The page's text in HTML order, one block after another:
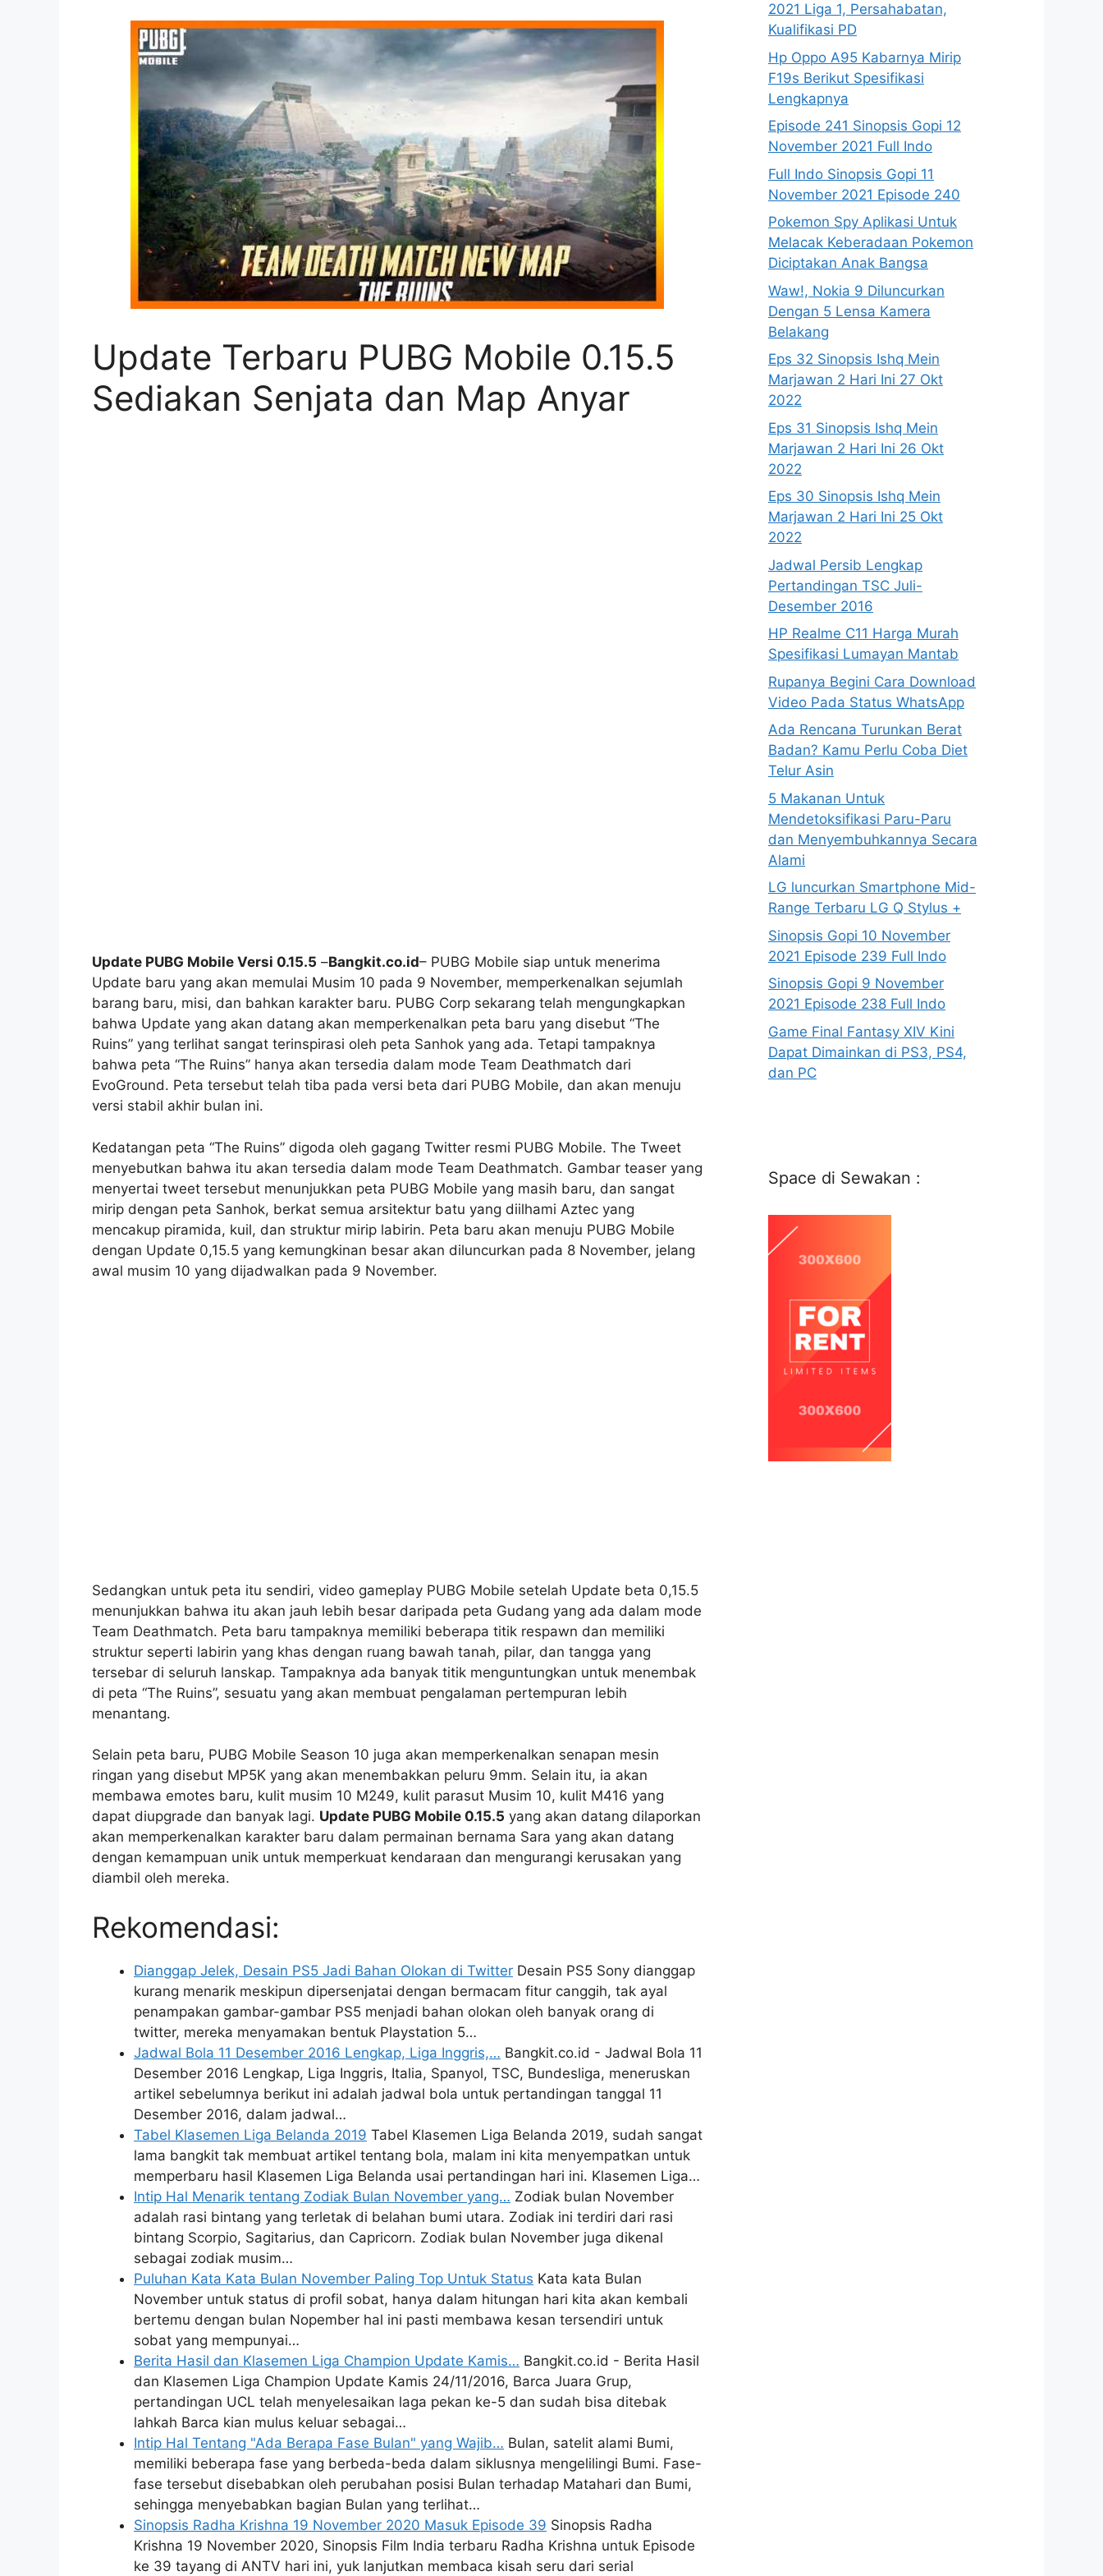
Update Terbaru PUBG Mobile 0.15.5
Sediakan Senjata dan Map Anyar
Update PUBG Mobile Versi 0.15.5 –Bangkit.co.id– PUBG Mobile siap untuk menerima
Update baru yang akan memulai Musim 10 pada 9 November, memperkenalkan sejumlah
barang baru, misi, dan bahkan karakter baru. PUBG Corp sekarang telah mengungkapkan
bahwa Update yang akan datang akan memperkenalkan peta baru yang disebut “The
Ruins” yang terlihat sangat terinspirasi oleh peta Sanhok yang ada. Tetapi tampaknya
bahwa peta “The Ruins” hanya akan tersedia dalam mode Team Deathmatch dari
EvoGround. Peta tersebut telah tiba pada versi beta dari PUBG Mobile, dan akan menuju
versi stabil akhir bulan ini.
Kedatangan peta “The Ruins” digoda oleh gagang Twitter resmi PUBG Mobile. The Tweet
menyebutkan bahwa itu akan tersedia dalam mode Team Deathmatch. Gambar teaser yang
menyertai tweet tersebut menunjukkan peta PUBG Mobile yang masih baru, dan sangat
mirip dengan peta Sanhok, berkat semua arsitektur batu yang diilhami Aztec yang
mencakup piramida, kuil, dan struktur mirip labirin. Peta baru akan menuju PUBG Mobile
dengan Update 0,15.5 yang kemungkinan besar akan diluncurkan pada 8 November, jelang
awal musim 10 yang dijadwalkan pada 9 November.
Sedangkan untuk peta itu sendiri, video gameplay PUBG Mobile setelah Update beta 0,15.5
menunjukkan bahwa itu akan jauh lebih besar daripada peta Gudang yang ada dalam mode
Team Deathmatch. Peta baru tampaknya memiliki beberapa titik respawn dan memiliki
struktur seperti labirin yang khas dengan ruang bawah tanah, pilar, dan tangga yang
tersebar di seluruh lanskap. Tampaknya ada banyak titik menguntungkan untuk menembak
di peta “The Ruins”, sesuatu yang akan membuat pengalaman pertempuran lebih
menantang.
Selain peta baru, PUBG Mobile Season 10 juga akan memperkenalkan senapan mesin
ringan yang disebut MP5K yang akan menembakkan peluru 9mm. Selain itu, ia akan
membawa emotes baru, kulit musim 10 M249, kulit parasut Musim 10, kulit M416 yang
dapat diupgrade dan banyak lagi. Update PUBG Mobile 0.15.5 yang akan datang dilaporkan
akan memperkenalkan karakter baru dalam permainan bernama Sara yang akan datang
dengan kemampuan unik untuk memperkuat kendaraan dan mengurangi kerusakan yang
diambil oleh mereka.
Rekomendasi:
Dianggap Jelek, Desain PS5 Jadi Bahan Olokan di Twitter Desain PS5 Sony dianggap
kurang menarik meskipun dipersenjatai dengan bermacam fitur canggih, tak ayal
penampakan gambar-gambar PS5 menjadi bahan olokan oleh banyak orang di
twitter, mereka menyamakan bentuk Playstation 5…
Jadwal Bola 11 Desember 2016 Lengkap, Liga Inggris,… Bangkit.co.id - Jadwal Bola 11
Desember 2016 Lengkap, Liga Inggris, Italia, Spanyol, TSC, Bundesliga, meneruskan
artikel sebelumnya berikut ini adalah jadwal bola untuk pertandingan tanggal 11
Desember 2016, dalam jadwal…
Tabel Klasemen Liga Belanda 2019 Tabel Klasemen Liga Belanda 2019, sudah sangat
lama bangkit tak membuat artikel tentang bola, malam ini kita menyempatkan untuk
memperbaru hasil Klasemen Liga Belanda usai pertandingan hari ini. Klasemen Liga…
Intip Hal Menarik tentang Zodiak Bulan November yang… Zodiak bulan November
adalah rasi bintang yang terletak di belahan bumi utara. Zodiak ini terdiri dari rasi
bintang Scorpio, Sagitarius, dan Capricorn. Zodiak bulan November juga dikenal
sebagai zodiak musim…
Puluhan Kata Kata Bulan November Paling Top Untuk Status Kata kata Bulan
November untuk status di profil sobat, hanya dalam hitungan hari kita akan kembali
bertemu dengan bulan Nopember hal ini pasti membawa kesan tersendiri untuk
sobat yang mempunyai…
Berita Hasil dan Klasemen Liga Champion Update Kamis… Bangkit.co.id - Berita Hasil
dan Klasemen Liga Champion Update Kamis 24/11/2016, Barca Juara Grup,
pertandingan UCL telah menyelesaikan laga pekan ke-5 dan sudah bisa ditebak
lahkah Barca kian mulus keluar sebagai…
Intip Hal Tentang "Ada Berapa Fase Bulan" yang Wajib… Bulan, satelit alami Bumi,
memiliki beberapa fase yang berbeda-beda dalam siklusnya mengelilingi Bumi. Fase-
fase tersebut disebabkan oleh perubahan posisi Bulan terhadap Matahari dan Bumi,
sehingga menyebabkan bagian Bulan yang terlihat…
Sinopsis Radha Krishna 19 November 2020 Masuk Episode 39 Sinopsis Radha
Krishna 19 November 2020, Sinopsis Film India terbaru Radha Krishna untuk Episode
ke 39 tayang di ANTV hari ini, yuk lanjutkan membaca kisah seru dari serial
2021 Liga 1, Persahabatan,
Kualifikasi PD
Hp Oppo A95 Kabarnya Mirip
F19s Berikut Spesifikasi
Lengkapnya
Episode 241 Sinopsis Gopi 12
November 2021 Full Indo
Full Indo Sinopsis Gopi 11
November 2021 Episode 240
Pokemon Spy Aplikasi Untuk
Melacak Keberadaan Pokemon
Diciptakan Anak Bangsa
Waw!, Nokia 9 Diluncurkan
Dengan 5 Lensa Kamera
Belakang
Eps 32 Sinopsis Ishq Mein
Marjawan 2 Hari Ini 27 Okt
2022
Eps 31 Sinopsis Ishq Mein
Marjawan 2 Hari Ini 26 Okt
2022
Eps 30 Sinopsis Ishq Mein
Marjawan 2 Hari Ini 25 Okt
2022
Jadwal Persib Lengkap
Pertandingan TSC Juli-
Desember 2016
HP Realme C11 Harga Murah
Spesifikasi Lumayan Mantab
Rupanya Begini Cara Download
Video Pada Status WhatsApp
Ada Rencana Turunkan Berat
Badan? Kamu Perlu Coba Diet
Telur Asin
5 Makanan Untuk
Mendetoksifikasi Paru-Paru
dan Menyembuhkannya Secara
Alami
LG luncurkan Smartphone Mid-
Range Terbaru LG Q Stylus +
Sinopsis Gopi 10 November
2021 Episode 239 Full Indo
Sinopsis Gopi 9 November
2021 Episode 238 Full Indo
Game Final Fantasy XIV Kini
Dapat Dimainkan di PS3, PS4,
dan PC
Space di Sewakan :